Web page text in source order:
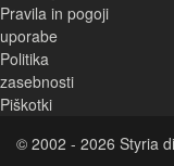
Pravila in pogoji
uporabe
Politika
zasebnosti
Piškotki
© 2002 - 2026 Styria